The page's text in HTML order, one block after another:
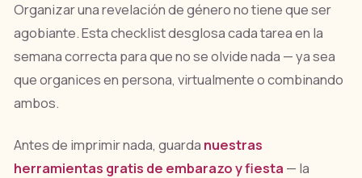
Organizar una revelación de género no tiene que ser
agobiante. Esta checklist desglosa cada tarea en la
semana correcta para que no se olvide nada — ya sea
que organices en persona, virtualmente o combinando
ambos.
Antes de imprimir nada, guarda nuestras
herramientas gratis de embarazo y fiesta — la